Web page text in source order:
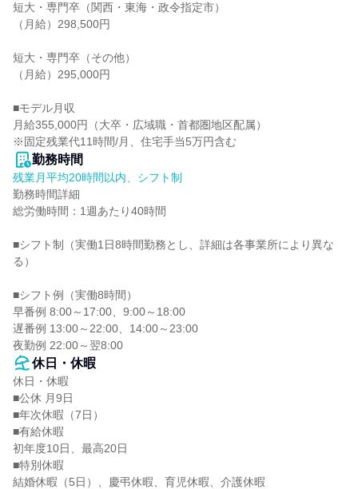
短大・専門卒（関西・東海・政令指定市）
（月給）298,500円
短大・専門卒（その他）
（月給）295,000円
■モデル月収
月給355,000円（大卒・広域職・首都圏地区配属）
※固定残業代11時間/月、住宅手当5万円含む
勤務時間
残業月平均20時間以内、シフト制
勤務時間詳細
総労働時間：1週あたり40時間
■シフト制（実働1日8時間勤務とし、詳細は各事業所により異な
る）
■シフト例（実働8時間）
早番例 8:00～17:00、9:00～18:00
遅番例 13:00～22:00、14:00～23:00
夜勤例 22:00～翌8:00
休日・休暇
休日・休暇
■公休 月9日
■年次休暇（7日）
■有給休暇
初年度10日、最高20日
■特別休暇
結婚休暇（5日）、慶弔休暇、育児休暇、介護休暇